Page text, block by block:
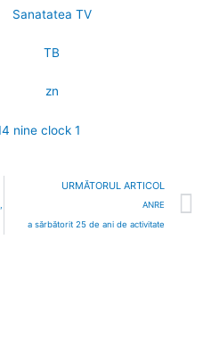
URMĂTORUL ARTICOL
ANRE
a sărbătorit 25 de ani de activitate